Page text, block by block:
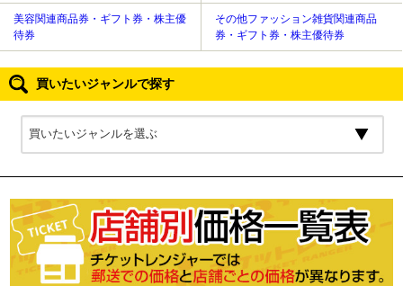
美容関連商品券・ギフト券・株主優
待券
その他ファッション雑貨関連商品
券・ギフト券・株主優待券
買いたいジャンルで探す